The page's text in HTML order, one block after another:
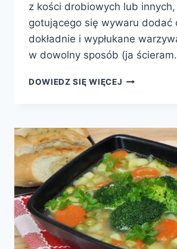
z kości drobiowych lub
gotującego się wywaru dodać
dokładnie i wypłukane
w dowolny sposób (ja
DOWIEDZ SIĘ WIĘCEJ ZUPA